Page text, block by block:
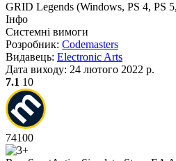
GRID Legends (Windows, PS 4, PS
Інфо
Системні вимоги
Розробник: Codemasters
Видавець: Electronic Arts
Дата виходу: 24 лютого 2022 р.
7.1 10
74100